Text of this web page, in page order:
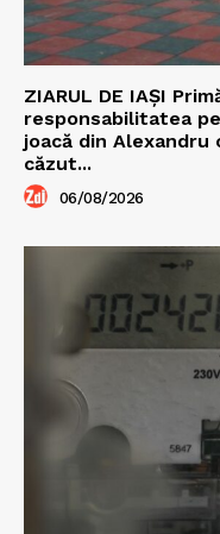
ZIARUL DE IAȘI
responsabilitatea
joacă din Alexandru
căzut...
06/08/2026